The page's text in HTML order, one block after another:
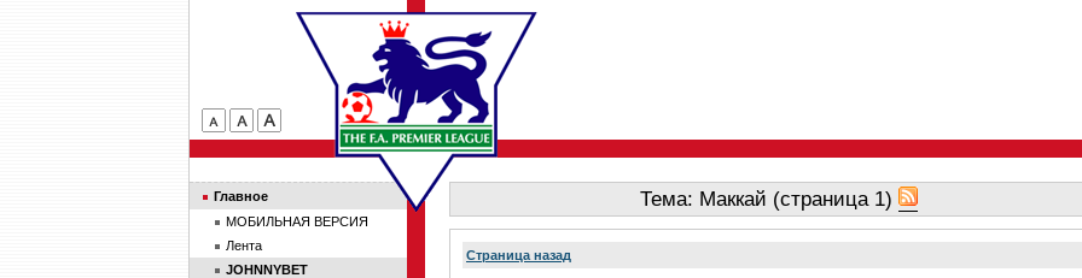
Тема: Маккай (страница 1)
Страница назад
Главное
МОБИЛЬНАЯ ВЕРСИЯ
Лента
JOHNNYBET